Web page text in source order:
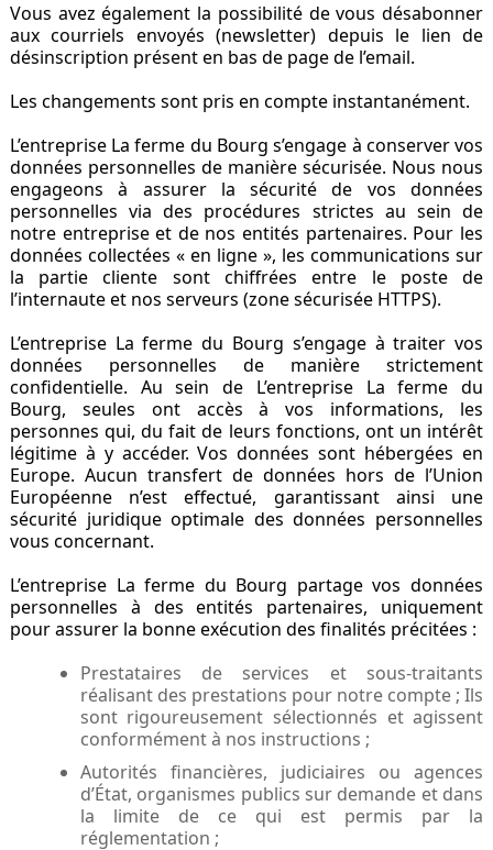
Vous avez également la possibilité de vous désabonner
aux courriels envoyés (newsletter) depuis le lien de
désinscription présent en bas de page de l’email.
Les changements sont pris en compte instantanément.
L’entreprise La ferme du Bourg s’engage à conserver vos
données personnelles de manière sécurisée. Nous nous
engageons à assurer la sécurité de vos données
personnelles via des procédures strictes au sein de
notre entreprise et de nos entités partenaires. Pour les
données collectées « en ligne », les communications sur
la partie cliente sont chiffrées entre le poste de
l’internaute et nos serveurs (zone sécurisée HTTPS).
L’entreprise La ferme du Bourg s’engage à traiter vos
données personnelles de manière strictement
confidentielle. Au sein de L’entreprise La ferme du
Bourg, seules ont accès à vos informations, les
personnes qui, du fait de leurs fonctions, ont un intérêt
légitime à y accéder. Vos données sont hébergées en
Europe. Aucun transfert de données hors de l’Union
Européenne n’est effectué, garantissant ainsi une
sécurité juridique optimale des données personnelles
vous concernant.
L’entreprise La ferme du Bourg partage vos données
personnelles à des entités partenaires, uniquement
pour assurer la bonne exécution des finalités précitées :
Prestataires de services et sous-traitants
réalisant des prestations pour notre compte ; Ils
sont rigoureusement sélectionnés et agissent
conformément à nos instructions ;
Autorités financières, judiciaires ou agences
d’État, organismes publics sur demande et dans
la limite de ce qui est permis par la
réglementation ;